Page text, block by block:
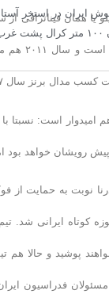
کویت
به قهرمانی بچه های ارزنده کشورمان در خاک ایران دل بسته ایم.
امیدوار است: نسبتا
رویشان خواهد بود
نوبت به حمایت
کوتاه ایرانی شد.
پوشید و حالا
مسئولان فدراسیون
ایران در استخر